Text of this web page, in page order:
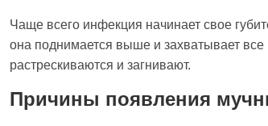
Чаще всего инфекция начинает свое
она поднимается выше и захватывает
растрескиваются и загнивают.
Причины появления